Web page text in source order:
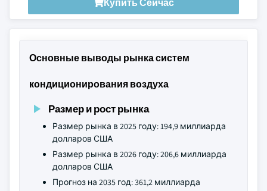
Основные выводы рынка систем
кондиционирования воздуха
Размер и рост рынка
Размер рынка в 2025 году: 194,9 миллиарда
долларов США
Размер рынка в 2026 году: 206,6 миллиарда
долларов США
Прогноз на 2035 год: 361,2 миллиарда